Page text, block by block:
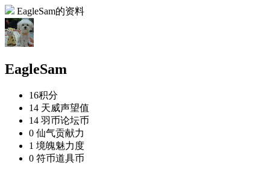
EagleSam的资料
EagleSam
16积分
14 天威声望值
14 羽币论坛币
0 仙气贡献力
1 境魄魅力度
0 符币道具币